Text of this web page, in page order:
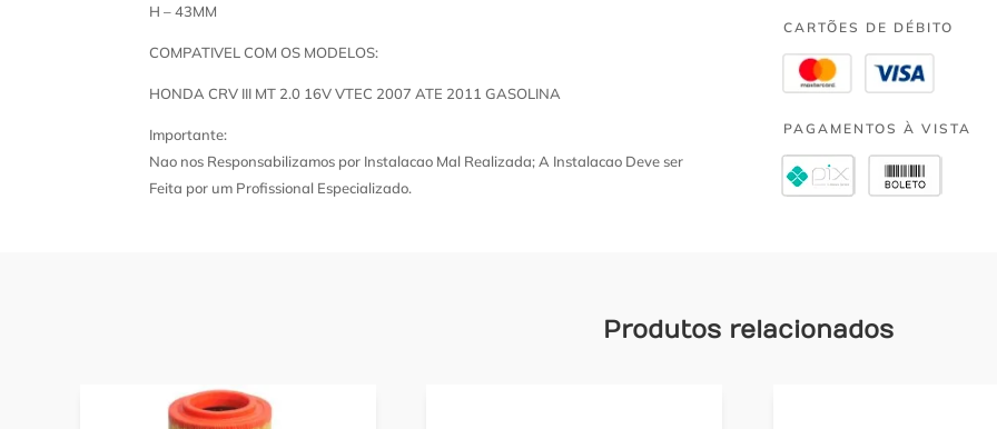
H – 43MM
COMPATIVEL COM OS MODELOS:
HONDA CRV III MT 2.0 16V VTEC 2007 ATE 2011 GASOLINA
Importante:
Nao nos Responsabilizamos por Instalacao Mal Realizada; A Instalacao Deve ser
Feita por um Profissional Especializado.
CARTÕES DE DÉBITO
PAGAMENTOS À VISTA
Produtos relacionados